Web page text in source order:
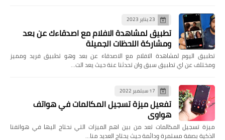
23 يناير 2023
تطبيق لمشاهدة الافلام مع اصدقاءك عن بعد
ومشاركة اللحظات الجميلة
تطبيق اليوم لمشاهدة الافلام مع الاصدقاء عن بعد وهو تطبيق فريد ومميز
ومختلف عن اي تطبيق سبق وان تحدثنا عنة حيث يعد الت…
17 سبتمبر 2022
تفعيل ميزة تسجيل المكالمات في هواتف
هواوي
ميزة تسجيل المكالمات تعد من بين اهم الميزات التي نحتاج اليها في هواتفنا
الذكية بصفة مستمرة ودائمة حيث يحتاج العديد منا…